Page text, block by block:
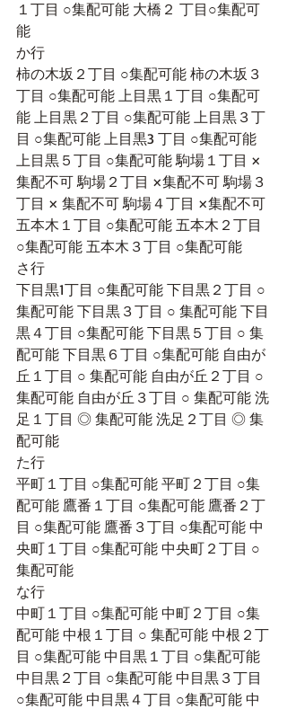
１丁目 ○集配可能 大橋２ 丁目○集配可
能
か行
柿の木坂２丁目 ○集配可能 柿の木坂３
丁目 ○集配可能 上目黒１丁目 ○集配可
能 上目黒２丁目 ○集配可能 上目黒３丁
目 ○集配可能 上目黒3 丁目 ○集配可能
上目黒５丁目 ○集配可能 駒場１丁目 ×
集配不可 駒場２丁目 ×集配不可 駒場３
丁目 × 集配不可 駒場４丁目 ×集配不可
五本木１丁目 ○集配可能 五本木２丁目
○集配可能 五本木３丁目 ○集配可能
さ行
下目黒1丁目 ○集配可能 下目黒２丁目 ○
集配可能 下目黒３丁目 ○ 集配可能 下目
黒４丁目 ○集配可能 下目黒５丁目 ○ 集
配可能 下目黒６丁目 ○集配可能 自由が
丘１丁目 ○ 集配可能 自由が丘２丁目 ○
集配可能 自由が丘３丁目 ○ 集配可能 洗
足１丁目 ◎ 集配可能 洗足２丁目 ◎ 集
配可能
た行
平町１丁目 ○集配可能 平町２丁目 ○集
配可能 鷹番１丁目 ○集配可能 鷹番２丁
目 ○集配可能 鷹番３丁目 ○集配可能 中
央町１丁目 ○集配可能 中央町２丁目 ○
集配可能
な行
中町１丁目 ○集配可能 中町２丁目 ○集
配可能 中根１丁目 ○ 集配可能 中根２丁
目 ○集配可能 中目黒１丁目 ○集配可能
中目黒２丁目 ○集配可能 中目黒３丁目
○集配可能 中目黒４丁目 ○集配可能 中